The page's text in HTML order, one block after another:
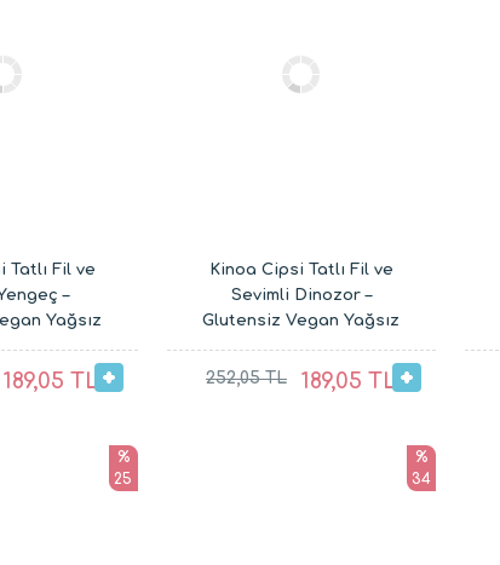
Tatlı Fil ve
–
Yağsız
189,05 TL
Kinoa Cipsi Tatlı Fil ve
Sevimli Dinozor –
Glutensiz Vegan Yağsız
x 20G)
252,05 TL 189,05 TL
%
25
%
34